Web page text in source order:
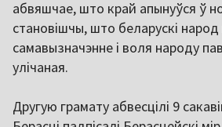
абвяшчае, што край апынуўся ў
становішчы, што беларускі
самавызначэнне і воля народу
улічаная.
Другую грамату абвесцілі 9